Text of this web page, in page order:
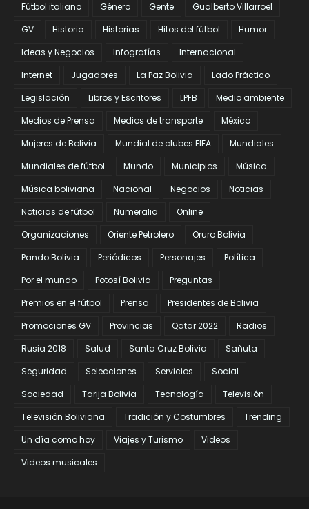
Fútbol italiano
Género Gente
Gualberto Villarroel
GV
Historia Historias Hitos del fútbol
Humor
Ideas y Negocios
Infografías
Internacional
Internet
Jugadores La Paz Bolivia
Lado Práctico
Legislación
Libros y Escritores LPFB
Medio ambiente
Medios de Prensa
Medios de transporte
México
Mujeres de Bolivia
Mundial de clubes FIFA
Mundiales
Mundiales de fútbol
Mundo Municipios
Música
Música boliviana
Nacional Negocios
Noticias
Noticias de fútbol
Numeralia
Online
Organizaciones
Oriente Petrolero
Oruro Bolivia
Pando Bolivia
Periódicos Personajes
Política
Por el mundo
Potosí Bolivia
Preguntas
Premios en el fútbol
Prensa
Presidentes de Bolivia
Promociones GV
Provincias Qatar 2022
Radios
Rusia 2018
Salud Santa Cruz Bolivia
Sañuta
Seguridad
Selecciones Servicios
Social
Sociedad
Tarija Bolivia Tecnología
Televisión
Televisión Boliviana
Tradición y Costumbres
Trending
Un día como hoy
Viajes y Turismo
Videos
Videos musicales